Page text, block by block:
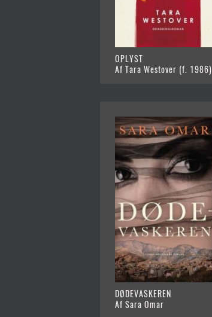
OPLYST
Af Tara Westover (f. 1986)
DØDEVASKEREN
Af Sara Omar